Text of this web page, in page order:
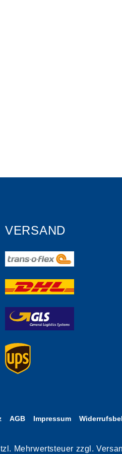
VERSAND
AGB Impressum
Mehrwertsteuer zzgl.